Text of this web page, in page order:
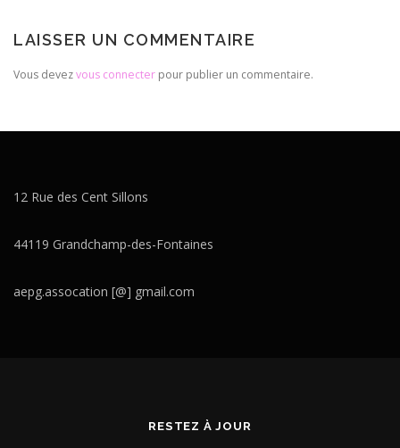
LAISSER UN COMMENTAIRE
Vous devezvous connecter pour publier un commentaire.
12 Rue des Cent Sillons
44119 Grandchamp-des-Fontaines
aepg.assocation [@] gmail.com
RESTEZ À JOUR